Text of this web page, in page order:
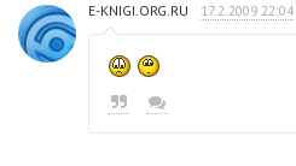
E-KNIGI.ORG.RU 17.2.2009 22:04